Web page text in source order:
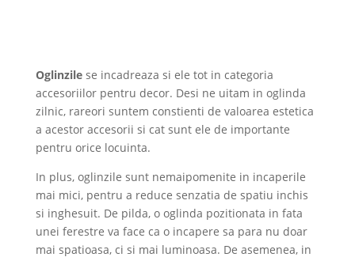
Oglinzilese incadreaza si ele tot in categoria
accesoriilor pentru decor. Desi ne uitam in oglinda
zilnic, rareori suntem constienti de valoarea estetica
a acestor accesorii si cat sunt ele de importante
pentru orice locuinta.
In plus, oglinzile sunt nemaipomenite in incaperile
mai mici, pentru a reduce senzatia de spatiu inchis
si inghesuit. De pilda, o oglinda pozitionata in fata
unei ferestre va face ca o incapere sa para nu doar
mai spatioasa, ci si mai luminoasa. De asemenea, in